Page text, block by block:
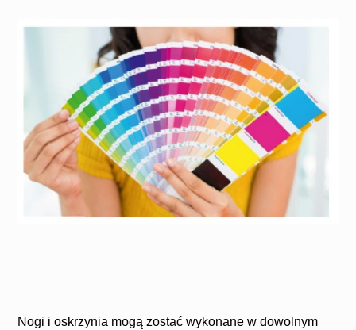
Nogi i oskrzynia mogą zostać wykonane w dowolnym